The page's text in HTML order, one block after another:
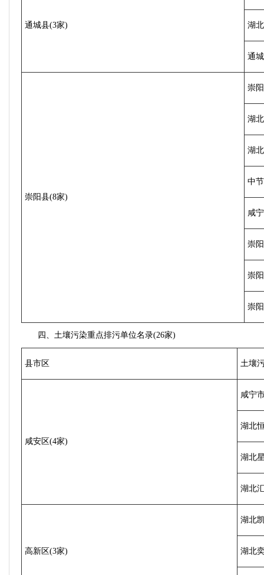
通城县(3家) 湖
通
崇阳县(8家)
崇
湖
湖
中
咸
崇
崇
崇
四、土壤污染重点排污单位名录(26家)
县市区 土壤
咸安区(4家)
咸宁
湖北
湖北
湖北
高新区(3家)
湖北
湖北